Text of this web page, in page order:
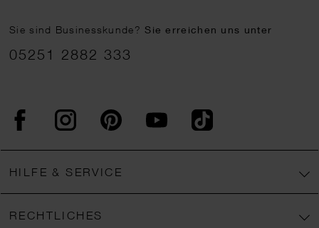
Sie sind Businesskunde?Sie erreichen uns unter
05251 2882 333
FacebookInstagram PinterestYouTubeTikTok
HILFE & SERVICE
RECHTLICHES